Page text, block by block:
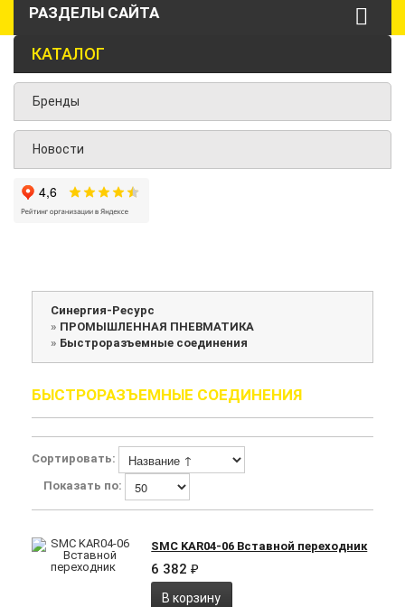
РАЗДЕЛЫ САЙТА
КАТАЛОГ
Бренды
Новости
Синергия-Ресурс
» ПРОМЫШЛЕННАЯ ПНЕВМАТИКА
» Быстроразъемные соединения
БЫСТРОРАЗЪЕМНЫЕ СОЕДИНЕНИЯ
Сортировать:
Показать по:
SMC KAR04-06 Вставной переходник
6 382₽
В корзину